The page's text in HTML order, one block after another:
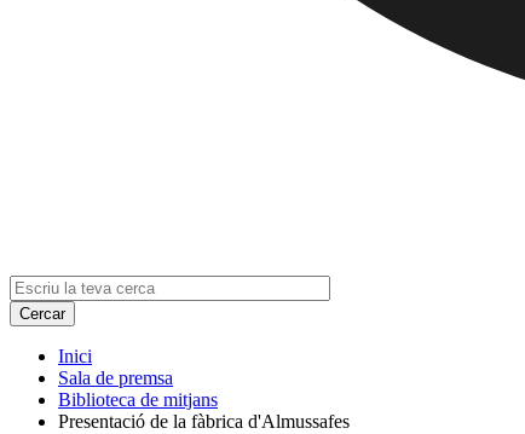
Inici
Sala de premsa
Biblioteca de mitjans
Presentació de la fàbrica d'Almussafes